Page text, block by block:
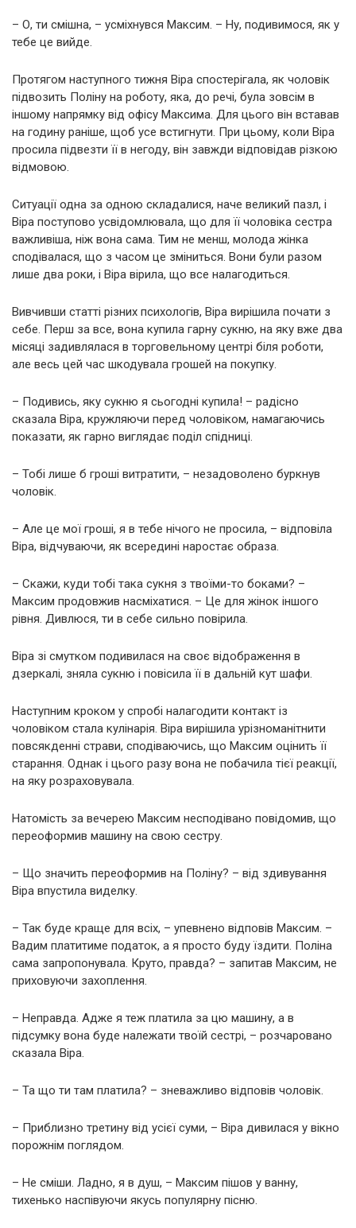
– О, ти смішна, – усміхнувся Максим. – Ну, подивимося, як у
тебе це вийде.
Протягом наступного тижня Віра спостерігала, як чоловік
підвозить Поліну на роботу, яка, до речі, була зовсім в
іншому напрямку від офісу Максима. Для цього він вставав
на годину раніше, щоб усе встигнути. При цьому, коли Віра
просила підвезти її в негоду, він завжди відповідав різкою
відмовою.
Ситуації одна за одною складалися, наче великий пазл, і
Віра поступово усвідомлювала, що для її чоловіка сестра
важливіша, ніж вона сама. Тим не менш, молода жінка
сподівалася, що з часом це зміниться. Вони були разом
лише два роки, і Віра вірила, що все налагодиться.
Вивчивши статті різних психологів, Віра вирішила почати з
себе. Перш за все, вона купила гарну сукню, на яку вже два
місяці задивлялася в торговельному центрі біля роботи,
але весь цей час шкодувала грошей на покупку.
– Подивись, яку сукню я сьогодні купила! – радісно
сказала Віра, кружляючи перед чоловіком, намагаючись
показати, як гарно виглядає поділ спідниці.
– Тобі лише б гроші витратити, – незадоволено буркнув
чоловік.
– Але це мої гроші, я в тебе нічого не просила, – відповіла
Віра, відчуваючи, як всередині наростає образа.
– Скажи, куди тобі така сукня з твоїми-то боками? –
Максим продовжив насміхатися. – Це для жінок іншого
рівня. Дивлюся, ти в себе сильно повірила.
Віра зі смутком подивилася на своє відображення в
дзеркалі, зняла сукню і повісила її в дальній кут шафи.
Наступним кроком у спробі налагодити контакт із
чоловіком стала кулінарія. Віра вирішила урізноманітнити
повсякденні страви, сподіваючись, що Максим оцінить її
старання. Однак і цього разу вона не побачила тієї реакції,
на яку розраховувала.
Натомість за вечерею Максим несподівано повідомив, що
переоформив машину на свою сестру.
– Що значить переоформив на Поліну? – від здивування
Віра впустила виделку.
– Так буде краще для всіх, – упевнено відповів Максим. –
Вадим платитиме податок, а я просто буду їздити. Поліна
сама запропонувала. Круто, правда? – запитав Максим, не
приховуючи захоплення.
– Неправда. Адже я теж платила за цю машину, а в
підсумку вона буде належати твоїй сестрі, – розчаровано
сказала Віра.
– Та що ти там платила? – зневажливо відповів чоловік.
– Приблизно третину від усієї суми, – Віра дивилася у вікно
порожнім поглядом.
– Не сміши. Ладно, я в душ, – Максим пішов у ванну,
тихенько наспівуючи якусь популярну пісню.